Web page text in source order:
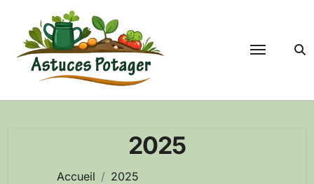
contenu
2025
Accueil 2025